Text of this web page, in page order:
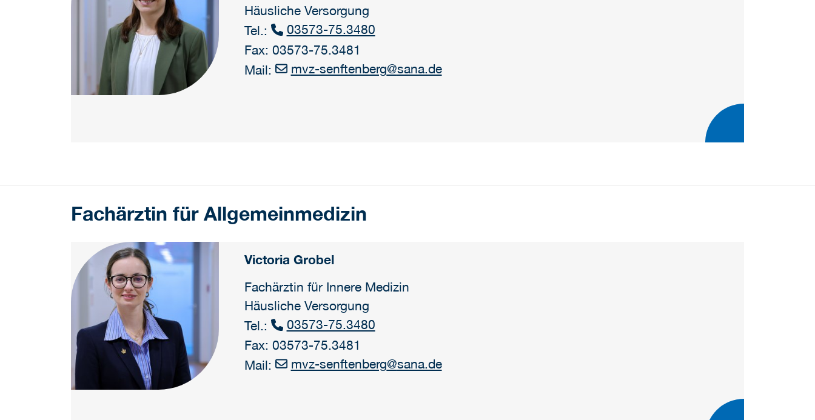
Häusliche Versorgung
Tel.:
03573-75.3480
Fax: 03573-75.3481
Mail:
mvz-senftenberg@sana.de
Fachärztin für Allgemeinmedizin
Victoria Grobel
Fachärztin für Innere Medizin
Häusliche Versorgung
Tel.:
03573-75.3480
Fax: 03573-75.3481
Mail:
mvz-senftenberg@sana.de